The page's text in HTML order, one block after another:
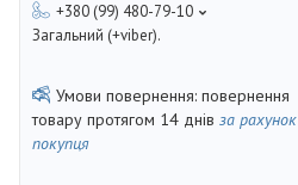
+380 (99) 480-79-10
Загальний (+viber).
повернення
товару протягом 14 днів за рахунок
покупця